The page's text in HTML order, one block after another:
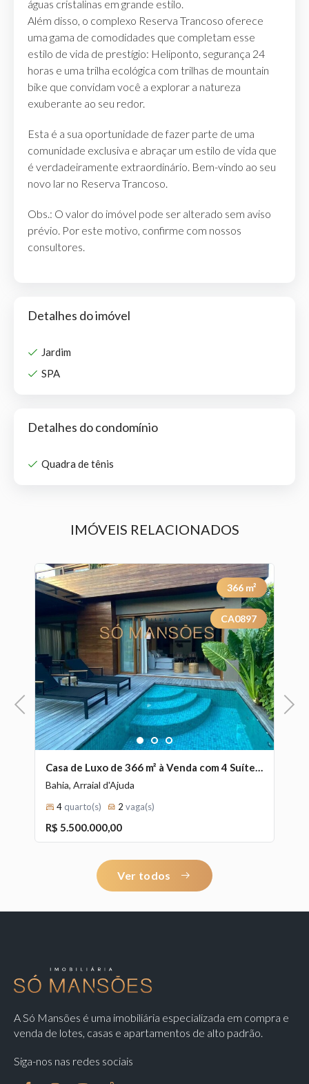
águas cristalinas em grande estilo.
Além disso, o complexo Reserva Trancoso oferece
uma gama de comodidades que completam esse
estilo de vida de prestígio: Heliponto, segurança 24
horas e uma trilha ecológica com trilhas de mountain
bike que convidam você a explorar a natureza
exuberante ao seu redor.
Esta é a sua oportunidade de fazer parte de uma
comunidade exclusiva e abraçar um estilo de vida que
é verdadeiramente extraordinário. Bem-vindo ao seu
novo lar no Reserva Trancoso.
Obs.: O valor do imóvel pode ser alterado sem aviso
prévio. Por este motivo, confirme com nossos
consultores.
Detalhes do imóvel
Jardim
SPA
Detalhes do condomínio
Quadra de tênis
IMÓVEIS RELACIONADOS
Previous
1 2 3
366 m²
CA0897
Casa de Luxo de 366 m² à Venda com 4 Suítes e Espaço Gourmet no Condomínio Falésia, Arraial d'Ajuda - BA
Bahia, Arraial d'Ajuda
4 quarto(s) 2 vaga(s)
R$ 5.500.000,00
Next
2 3 4 5 6
18 19 20
Ver todos
A Só Mansões é uma imobiliária especializada em compra e
venda de lotes, casas e apartamentos de alto padrão.
Siga-nos nas redes sociais